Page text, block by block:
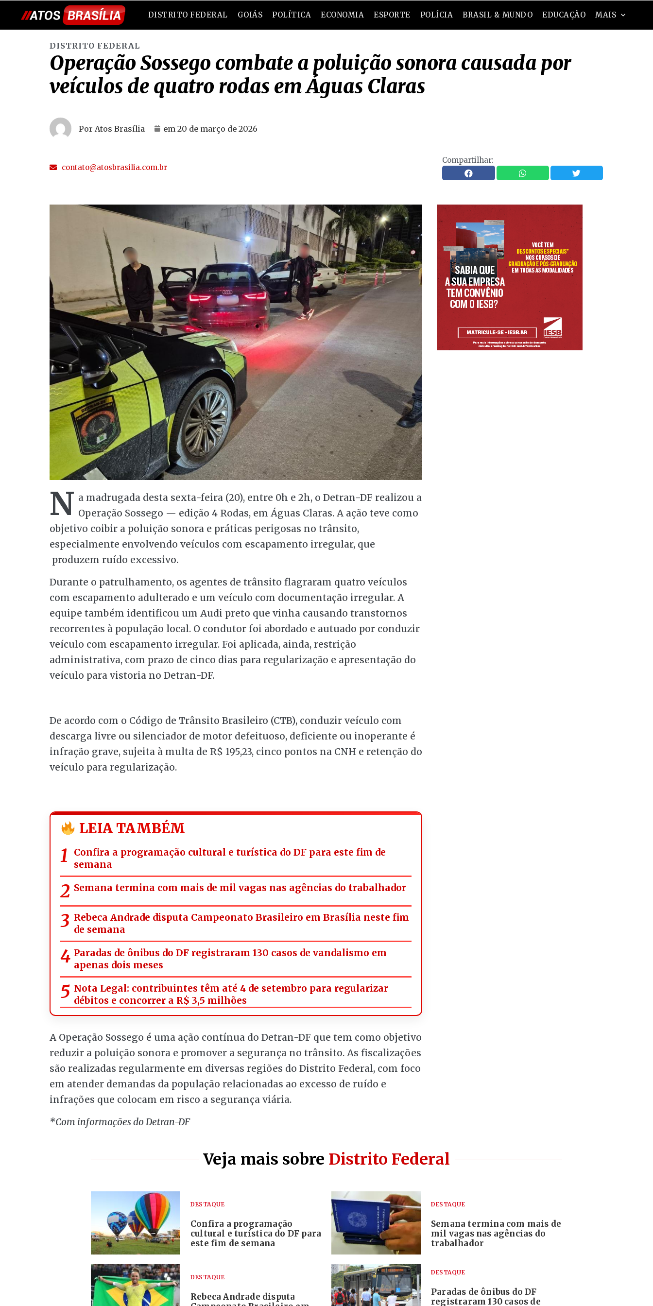
DISTRITO FEDERAL GOIÁS POLÍTICA ECONOMIA ESPORTE POLÍCIA BRASIL & MUNDO EDUCAÇÃO MAIS
DISTRITO FEDERAL
Operação Sossego combate a poluição sonora causada por
veículos de quatro rodas em Águas Claras
Por Atos Brasília em 20 de março de 2026
contato@atosbrasilia.com.br
Compartilhar:
N a madrugada desta sexta-feira (20), entre 0h e 2h, o Detran-DF realizou a
Operação Sossego — edição 4 Rodas, em Águas Claras. A ação teve como
objetivo coibir a poluição sonora e práticas perigosas no trânsito,
especialmente envolvendo veículos com escapamento irregular, que
produzem ruído excessivo.
Durante o patrulhamento, os agentes de trânsito flagraram quatro veículos
com escapamento adulterado e um veículo com documentação irregular. A
equipe também identificou um Audi preto que vinha causando transtornos
recorrentes à população local. O condutor foi abordado e autuado por conduzir
veículo com escapamento irregular. Foi aplicada, ainda, restrição
administrativa, com prazo de cinco dias para regularização e apresentação do
veículo para vistoria no Detran-DF.
De acordo com o Código de Trânsito Brasileiro (CTB), conduzir veículo com
descarga livre ou silenciador de motor defeituoso, deficiente ou inoperante é
infração grave, sujeita à multa de R$ 195,23, cinco pontos na CNH e retenção do
veículo para regularização.
LEIA TAMBÉM
Confira a programação cultural e turística do DF para este fim de
semana
Semana termina com mais de mil vagas nas agências do trabalhador
Rebeca Andrade disputa Campeonato Brasileiro em Brasília neste fim
de semana
Paradas de ônibus do DF registraram 130 casos de vandalismo em
apenas dois meses
Nota Legal: contribuintes têm até 4 de setembro para regularizar
débitos e concorrer a R$ 3,5 milhões
A Operação Sossego é uma ação contínua do Detran-DF que tem como objetivo
reduzir a poluição sonora e promover a segurança no trânsito. As fiscalizações
são realizadas regularmente em diversas regiões do Distrito Federal, com foco
em atender demandas da população relacionadas ao excesso de ruído e
infrações que colocam em risco a segurança viária.
*Com informações do Detran-DF
Veja mais sobre Distrito Federal
DESTAQUE
Confira a programação
cultural e turística do DF para
este fim de semana
DESTAQUE
Semana termina com mais de
mil vagas nas agências do
trabalhador
DESTAQUE
Rebeca Andrade disputa
DESTAQUE
Paradas de ônibus do DF
registraram 130 casos de